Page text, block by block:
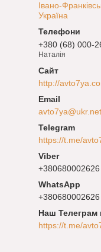
Івано-
Україна
+380 (68) 000-
Наталія
http://
avto7ya@ukr.net
https://t.me/
+380680002626
+380680002626
Наш Телеграм
https://t.me/